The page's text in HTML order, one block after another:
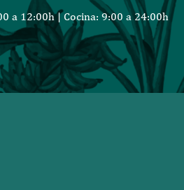
a 12:00h | Cocina: 9:00 a 24:00h